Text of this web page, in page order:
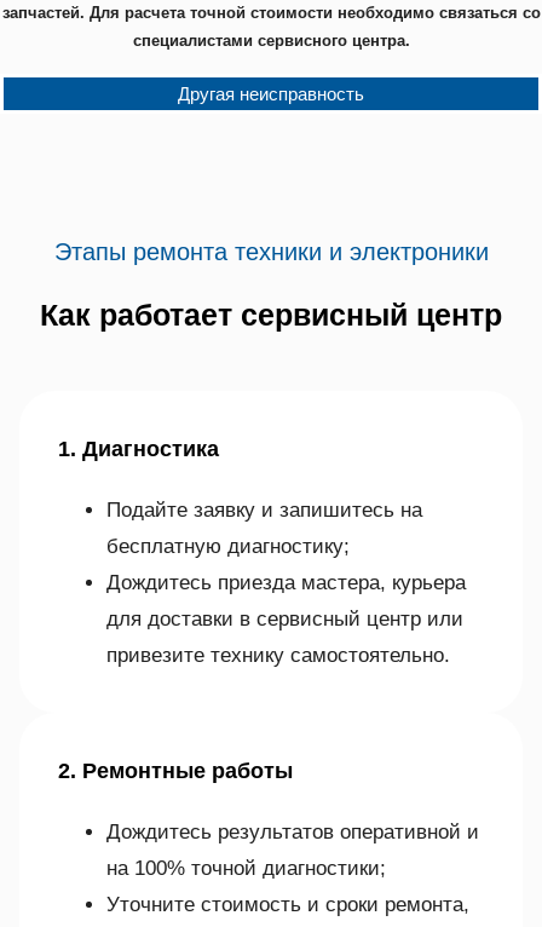
запчастей. Для расчета точной стоимости необходимо связаться со
специалистами сервисного центра.
Другая неисправность
Этапы ремонта техники и электроники
Как работает сервисный центр
1. Диагностика
Подайте заявку и запишитесь на
бесплатную диагностику;
Дождитесь приезда мастера, курьера
для доставки в сервисный центр или
привезите технику самостоятельно.
2. Ремонтные работы
Дождитесь результатов оперативной и
на 100% точной диагностики;
Уточните стоимость и сроки ремонта,